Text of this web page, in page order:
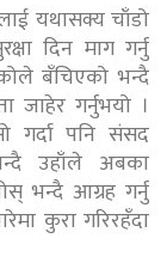
यथासक्य चाँडो
दिन माग गर्नु
बँचिएको भन्दै
जाहेर गर्नुभयो ।
पनि संसद
उहाँले अबका
भन्दै आग्रह गर्नु
कुरा गरिरहँदा